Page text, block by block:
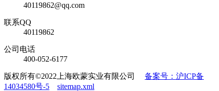
40119862@qq.com
联系QQ
40119862
公司电话
400-052-6177
版权所有©2022上海欧蒙实业有限公司 备案号：沪ICP备
14034580号-5
sitemap.xml